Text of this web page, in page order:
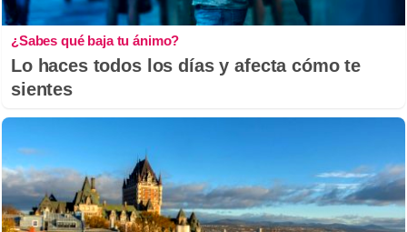
¿Sabes qué baja tu ánimo?
Lo haces todos los días y afecta cómo te
sientes